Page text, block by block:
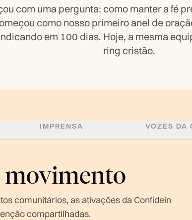
com uma pergunta: como manter a fé
como nosso primeiro anel de
em 100 dias. Hoje, a mesma
ring cristão.
IMPRENSA VOZES DA
comunitários, as ativações da Confidein
compartilhadas.